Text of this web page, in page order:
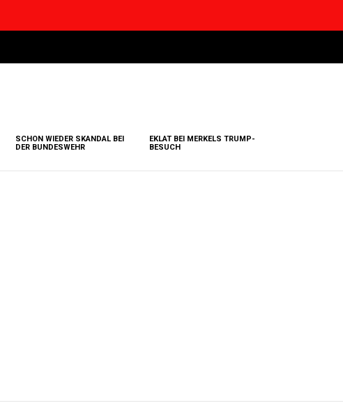
SCHON WIEDER SKANDAL BEI
DER BUNDESWEHR
EKLAT BEI MERKELS TRUMP-
BESUCH